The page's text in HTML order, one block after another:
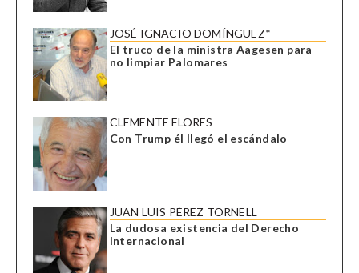
JOSÉ IGNACIO DOMÍNGUEZ*
El truco de la ministra Aagesen para
no limpiar Palomares
CLEMENTE FLORES
Con Trump él llegó el escándalo
JUAN LUIS PÉREZ TORNELL
La dudosa existencia del Derecho
Internacional